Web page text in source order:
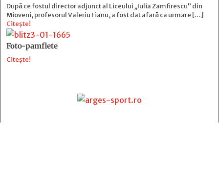
După ce fostul director adjunct al Liceului „Iulia Zamfirescu” din
Mioveni, profesorul Valeriu Fianu, a fost dat afară ca urmare […]
Citește!
Foto-pamflete
Citește!